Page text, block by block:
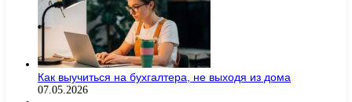
Как выучиться на бухгалтера, не выходя из дома
07.05.2026